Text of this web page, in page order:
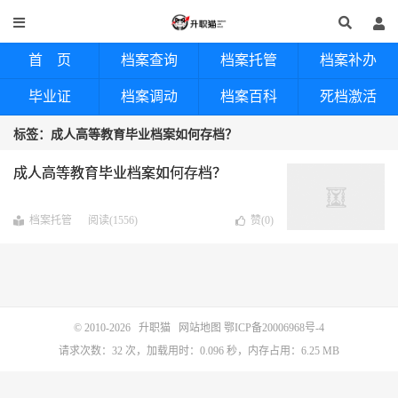
首 页 档案查询 档案托管 档案补办
毕业证 档案调动 档案百科 死档激活
标签：成人高等教育毕业档案如何存档？
成人高等教育毕业档案如何存档？
档案托管 阅读(1556) 赞(0)
© 2010-2026 升职猫 网站地图 鄂ICP备20006968号-4
请求次数：32 次，加载用时：0.096 秒，内存占用：6.25 MB